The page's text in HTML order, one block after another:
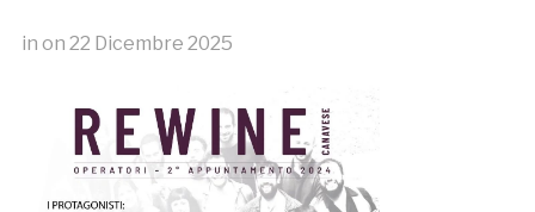
in on 22 Dicembre 2025